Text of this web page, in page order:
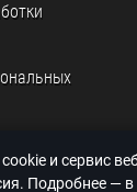
и сервис
Подробнее — в